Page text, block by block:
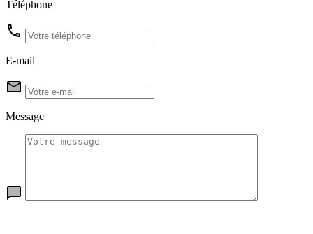
Téléphone
E-mail
Message